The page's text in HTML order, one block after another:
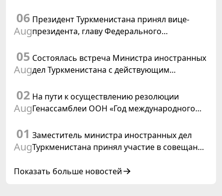
Туркменистане
06
Aug
Президент Туркменистана принял вице-
президента, главу Федерального
Швейцарской Конфедерации
05
Aug
Состоялась встреча Министра иностранных
дел Туркменистана с действующим
02
Aug
На пути к осуществлению резолюции
Генассамблеи ООН «Год международного
Туркменистаном
01
Aug
Заместитель министра иностранных дел
Туркменистана принял участие в совещании
сотрудничества «Центральная Азия –
Показать больше новостей